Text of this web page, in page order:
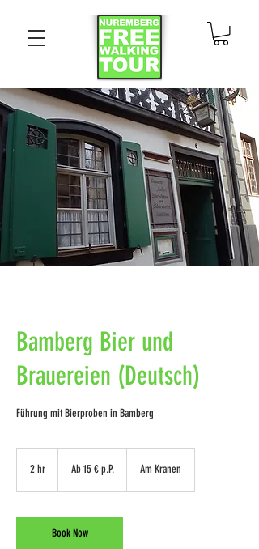
Bamberg Bier und
Brauereien (Deutsch)
Führung mit Bierproben in Bamberg
2 hr Ab 15 € p.P. Am Kranen
Book Now